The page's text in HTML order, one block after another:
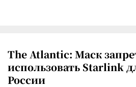
The Atlantic: Маск
использовать Starlink
России